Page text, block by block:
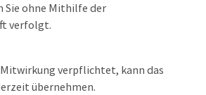
Sie ohne Mithilfe der
verfolgt.
verpflichtet, kann das
übernehmen.